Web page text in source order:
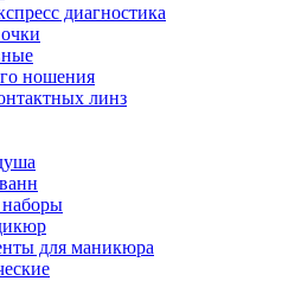
диагностика
ношения
линз
наборы
для маникюра